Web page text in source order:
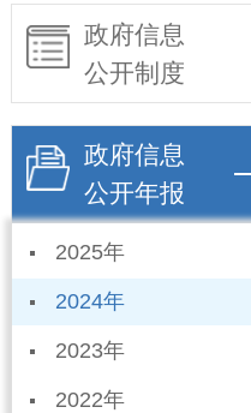
政府信息
公开制度
政府信息
公开年报
2025年
2024年
2023年
2022年
依申请公开
省级农业园区政府